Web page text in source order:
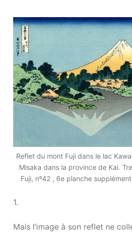
n
u
Reflet du mont Fuji dans le lac
Misaka dans la province de Kai.
Fuji, nº42 , 6e planche
1.
Mais l’image à son reflet ne